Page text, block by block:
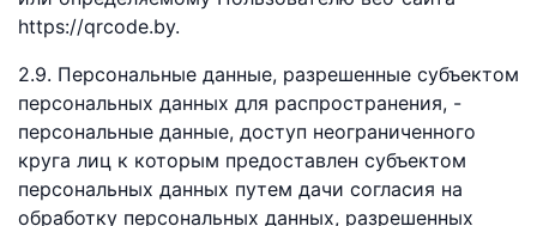
https://qrcode.by.
2.9. Персональные данные, разрешенные субъектом
персональных данных для распространения, -
персональные данные, доступ неограниченного
круга лиц к которым предоставлен субъектом
персональных данных путем дачи согласия на
обработку персональных данных, разрешенных